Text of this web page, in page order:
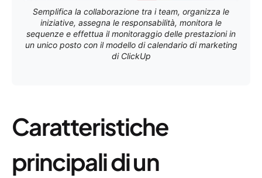
Semplifica la collaborazione tra i team, organizza le
iniziative, assegna le responsabilità, monitora le
sequenze e effettua il monitoraggio delle prestazioni in
un unico posto con il modello di calendario di marketing
di ClickUp
Caratteristiche
principali di un